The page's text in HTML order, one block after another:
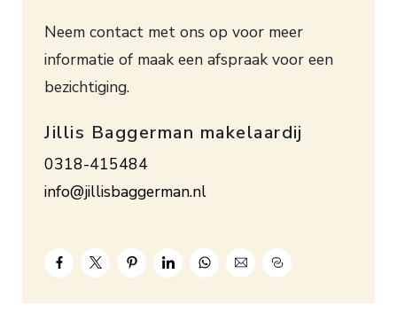
Neem contact met ons op voor meer
informatie of maak een afspraak voor een
bezichtiging.
Jillis Baggerman makelaardij
0318-415484
info@jillisbaggerman.nl